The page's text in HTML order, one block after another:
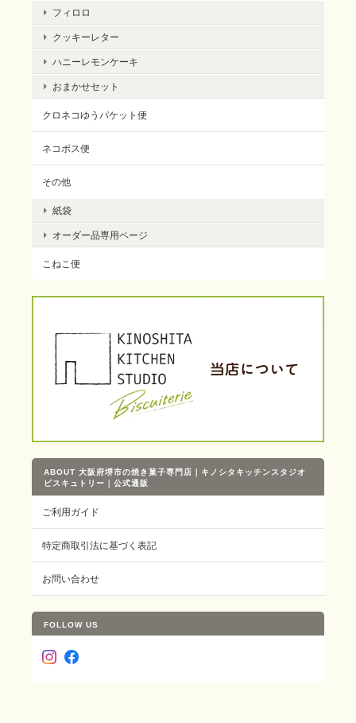
フィロロ
クッキーレター
ハニーレモンケーキ
おまかせセット
クロネコゆうパケット便
ネコポス便
その他
紙袋
オーダー品専用ページ
こねこ便
ABOUT 大阪府堺市の焼き菓子専門店｜キノシタキッチンスタジオ
ビスキュトリー｜公式通販
ご利用ガイド
特定商取引法に基づく表記
お問い合わせ
FOLLOW US